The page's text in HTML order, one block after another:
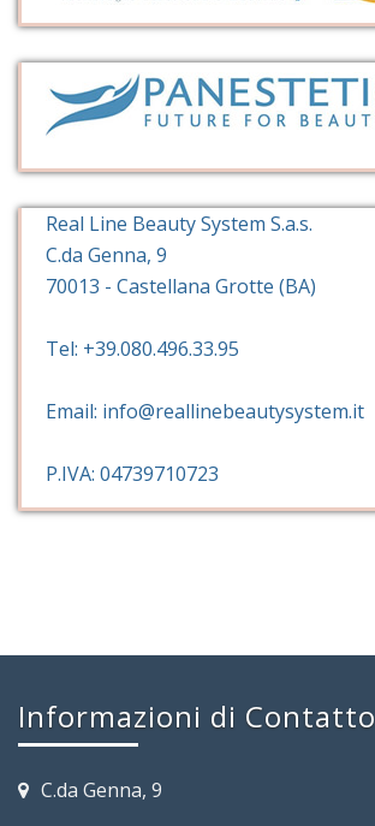
Real Line Beauty System S.a.s.
C.da Genna, 9
70013 - Castellana Grotte (BA)
Tel: +39.080.496.33.95
Email: info@reallinebeautysystem.it
P.IVA: 04739710723
Informazioni di Contatto
C.da Genna, 9